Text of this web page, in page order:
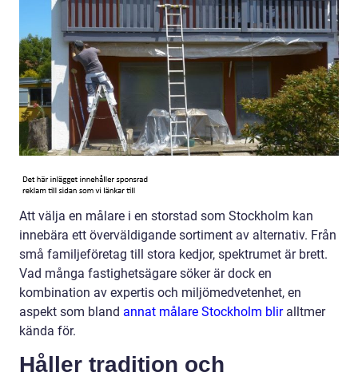
Att välja en målare i en storstad som Stockholm kan
innebära ett överväldigande sortiment av alternativ. Från
små familjeföretag till stora kedjor, spektrumet är brett.
Vad många fastighetsägare söker är dock en
kombination av expertis och miljömedvetenhet, en
aspekt som bland annat målare Stockholm bliralltmer
kända för.
Håller tradition och